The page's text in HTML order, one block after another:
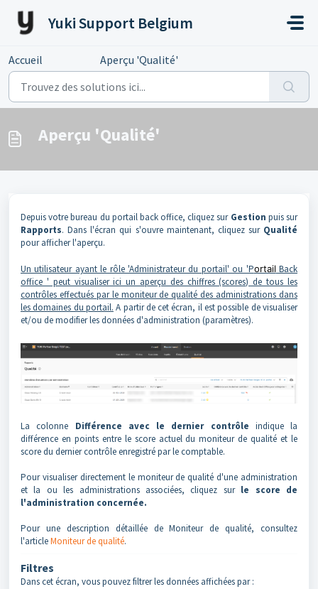
Yuki Support Belgium
Accueil Aperçu 'Qualité'
Aperçu 'Qualité'
Depuis votre bureau du portail back office, cliquez sur Gestion puis sur
Rapports. Dans l'écran qui s'ouvre maintenant, cliquez sur Qualité
pour afficher l'aperçu.
Un utilisateur ayant le rôle 'Administrateur du portail' ou 'Portail Back
office ' peut visualiser ici un aperçu des chiffres (scores) de tous les
contrôles effectués par le moniteur de qualité des administrations dans
les domaines du portail. A partir de cet écran, il est possible de visualiser
et/ou de modifier les données d'administration (paramètres).
La colonne Différence avec le dernier contrôle indique la
différence en points entre le score actuel du moniteur de qualité et le
score du dernier contrôle enregistré par le comptable.
Pour visualiser directement le moniteur de qualité d'une administration
et la ou les administrations associées, cliquez sur le score de
l'administration concernée.
Pour une description détaillée de Moniteur de qualité, consultez
l'articleMoniteur de qualité.
Filtres
Dans cet écran, vous pouvez filtrer les données affichées par :